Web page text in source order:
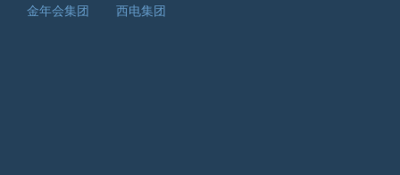
金年会集团 西电集团